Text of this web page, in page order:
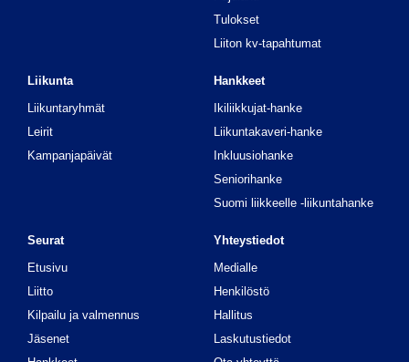
Tulokset
Liiton kv-tapahtumat
Liikunta
Liikuntaryhmät
Leirit
Kampanjapäivät
Hankkeet
Ikiliikkujat-hanke
Liikuntakaveri-hanke
Inkluusiohanke
Seniorihanke
Suomi liikkeelle -liikuntahanke
Seurat
Etusivu
Liitto
Kilpailu ja valmennus
Jäsenet
Yhteystiedot
Medialle
Henkilöstö
Hallitus
Laskutustiedot